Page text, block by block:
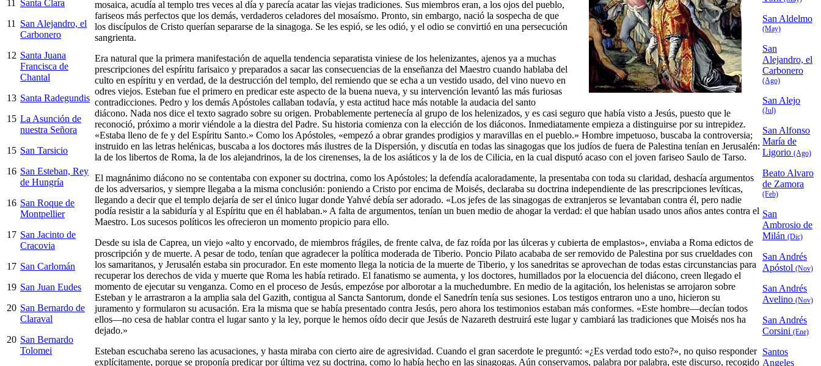
11
Santa Clara
11
San Alejandro, el
Carbonero
12 Santa Juana
Francisca de
Chantal
13 Santa Radegundis
15 La Asunción de
nuestra Señora
15 San Tarsicio
16 San Esteban, Rey
de Hungría
16 San Roque de
Montpellier
17 San Jacinto de
Cracovia
17 San Carlomán
19 San Juan Eudes
20 San Bernardo de
Claraval
20 San Bernardo
Tolomei
mosaica, acudía al templo tres veces al día y parecía acatar las viejas tradiciones. Sus miembros eran, a los ojos del pueblo,
fariseos más perfectos que los demás, verdaderos celadores del mosaísmo. Pronto, sin embargo, nació la sospecha de que
los discípulos de Cristo querían separarse de la sinagoga. Se les espió, se les odió, y el odio se convirtió en una persecución
sangrienta.
Era natural que la primera manifestación de aquella tendencia separatista viniese de los helenizantes, ajenos ya a muchas
prescripciones del espíritu farisaico y preparados a sacar las consecuencias de la enseñanza del Maestro cuando hablaba del
culto en espíritu y en verdad, de la destrucción del templo, del remiendo que se echa a un vestido usado, del vino nuevo en
odres viejos. Esteban fue el primero en predicar este aspecto de la buena nueva, y su intervención levantó las más furiosas
contradicciones. Pedro y los demás Apóstoles callaban todavía, y esta actitud hace más notable la audacia del santo
diácono. Nada nos dice el texto sagrado sobre su origen. Probablemente pertenecía al grupo de los helenizados, y es casi seguro que había visto a Jesús, puesto que le
reconoció, próximo a morir viéndole a la diestra del Padre. Su historia comienza con la elección de los diáconos. Inmediatamente empieza a distinguirse por su intrepidez.
«Estaba lleno de fe y del Espíritu Santo.» Como los Apóstoles, «empezó a obrar grandes prodigios y maravillas en el pueblo.» Hombre impetuoso, buscaba la controversia;
instruido en las letras helénicas, buscaba a los doctores más ilustres de la Dispersión, y discutía en todas las sinagogas que los judíos de fuera de Palestina tenían en Jerusalén:
la de los libertos de Roma, la de los alejandrinos, la de los cirenenses, la de los asiáticos y la de los de Cilicia, en la cual disputó acaso con el joven fariseo Saulo de Tarso.
El magnánimo diácono no se contentaba con exponer su doctrina, como los Apóstoles; la defendía acaloradamente, la presentaba con toda su claridad, deshacía argumentos
de los adversarios, y siempre llegaba a la misma conclusión: poniendo a Cristo por encima de Moisés, declaraba su doctrina independiente de las prescripciones levíticas,
llegando a decir que el templo dejaría de ser el único lugar donde Yahvé debía ser adorado. «Los jefes de las sinagogas de extranjeros se levantaban contra él, pero nadie
podía resistir a la sabiduría y al Espíritu que en él hablaban.» A falta de argumentos, tenían un buen medio de ahogar la verdad: el que habían usado unos años antes contra el
Maestro. Los sucesos políticos les ofrecieron un momento propicio para ello.
Desde su isla de Caprea, un viejo «alto y encorvado, de miembros frágiles, de frente calva, de faz roída por las úlceras y cubierta de emplastos», enviaba a Roma edictos de
proscripción y de muerte. A pesar de todo, tenían que agradecer la política moderada de Tiberio. Poncio Pilato acababa de ser removido de Palestina por sus crueldades con
los samaritanos, y Jerusalén estaba sin procurador. En este momento llega la noticia de la muerte de Tiberio, y los sanedritas se aprovechan de todas estas circunstancias para
recuperar los derechos de vida y muerte que Roma les había retirado. El fanatismo se aumenta, y los doctores, humillados por la elocuencia del diácono, creen llegado el
momento de ejecutar su venganza. Como en el proceso de Jesús, empezóse por alborotar a la muchedumbre. En medio de la agitación, los helenistas se arrojaron sobre
Esteban y le arrastraron a la amplia sala del Gazith, contigua al Sancta Santorum, donde el Sanedrín tenía sus sesiones. Los testigos entraron uno a uno, hicieron su
juramento y formularon su acusación. Era la misma que se había presentado contra Jesús, pero ahora los testimonios estaban más conformes. «Este hombre—decían todos
ellos—no cesa de hablar contra el lugar santo y la ley, porque le hemos oído decir que Jesús de Nazareth destruirá este lugar y cambiará las tradiciones que Moisés nos ha
dejado.»
Esteban escuchaba sereno las acusaciones, y hasta miraba con cierto aire de agresividad. Cuando el gran sacerdote le preguntó: «¿Es verdad todo esto?», no quiso responder
explícitamente, porque se proponía predicar por última vez su doctrina, como lo había hecho en las sinagogas. Aún conservamos, palabra por palabra, este discurso, recogido
San Aldelmo
(May)
San
Alejandro, el
Carbonero
(Ago)
San Alejo
(Jul)
San Alfonso
María de
Ligorio (Ago)
Beato Alvaro
de Zamora
(Feb)
San
Ambrosio de
Milán (Dic)
San Andrés
Apóstol (Nov)
San Andrés
Avelino (Nov)
San Andrés
Corsini (Ene)
Santos
Angeles